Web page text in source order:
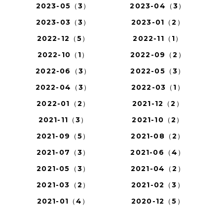
2023-05（3）
2023-04（3）
2023-03（3）
2023-01（2）
2022-12（5）
2022-11（1）
2022-10（1）
2022-09（2）
2022-06（3）
2022-05（3）
2022-04（3）
2022-03（1）
2022-01（2）
2021-12（2）
2021-11（3）
2021-10（2）
2021-09（5）
2021-08（2）
2021-07（3）
2021-06（4）
2021-05（3）
2021-04（2）
2021-03（2）
2021-02（3）
2021-01（4）
2020-12（5）